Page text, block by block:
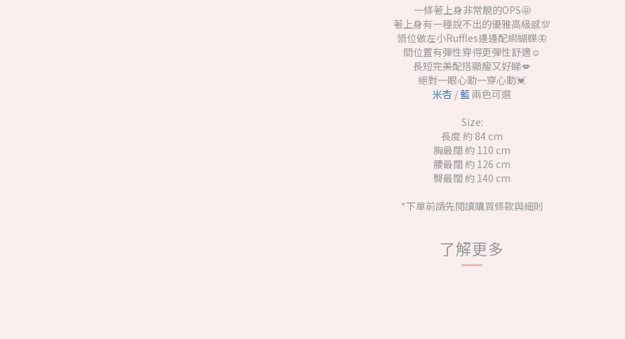
一條著上身非常靚的OPS🤩
著上身有一種說不出的優雅高級感💯
領位做左小Ruffles邊邊配綁蝴蝶🦋
間位置有彈性穿得更彈性舒適☺️
長短完美配搭顯瘦又好睇💋
絕對一眼心動一穿心動💓
米杏 / 藍兩色可選
Size:
長度 約 84 cm
胸最闊 約 110 cm
腰最闊 約 126 cm
臀最闊 約 140 cm
*下單前請先閱讀購買條款與細則
了解更多